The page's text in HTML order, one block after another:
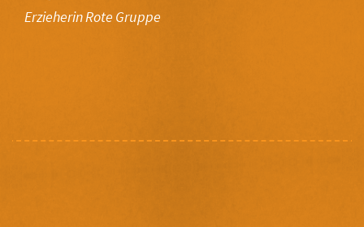
Erzieherin Rote Gruppe